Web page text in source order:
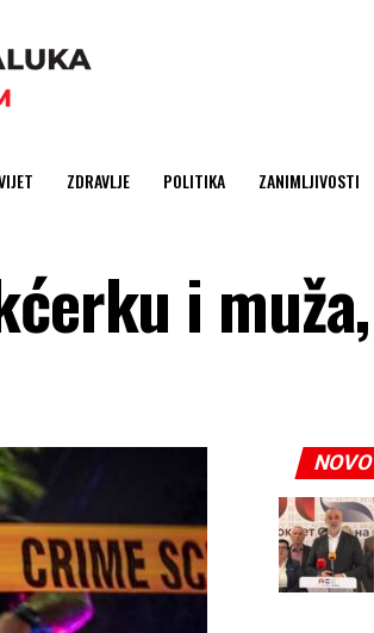
ZDRAVLJE POLITIKA ZANIMLJIVOSTI
i muža,
NOVO